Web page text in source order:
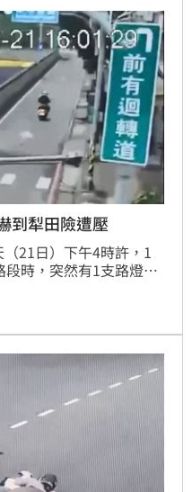
到犁田險遭壓
21日）下午4時許，1
時，突然有1支路燈桿
防局獲報派遣消防救護
交通管制疏導，路燈桿
樹林區公所後續調查釐